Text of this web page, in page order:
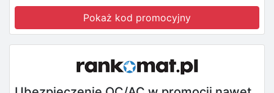
Pokaż kod promocyjny